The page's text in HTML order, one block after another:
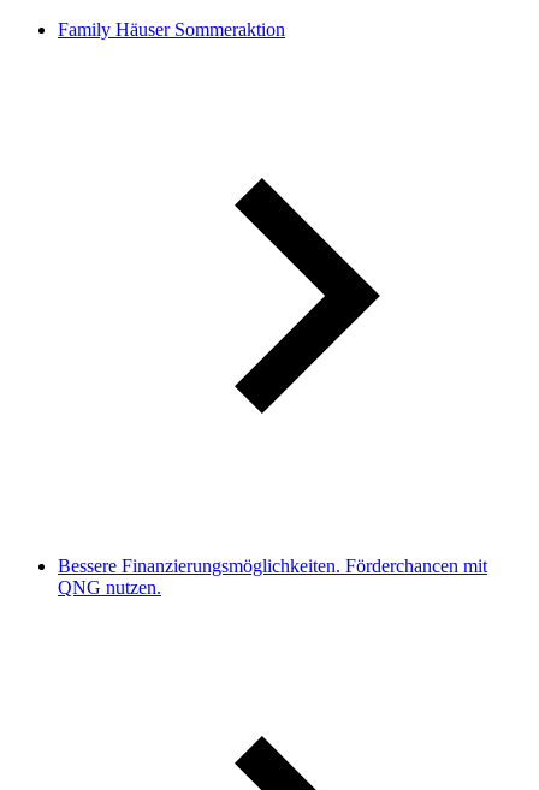
Family Häuser Sommeraktion
Bessere Finanzierungsmöglichkeiten. Förderchancen mit
QNG nutzen.